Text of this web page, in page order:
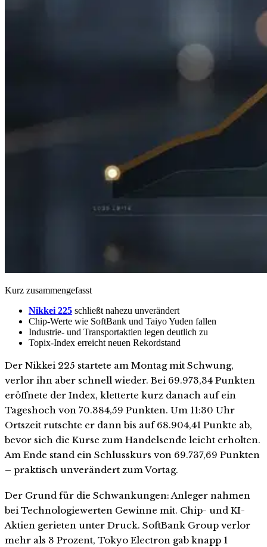
Kurz zusammengefasst
Nikkei 225 schließt nahezu unverändert
Chip-Werte wie SoftBank und Taiyo Yuden fallen
Industrie- und Transportaktien legen deutlich zu
Topix-Index erreicht neuen Rekordstand
Der Nikkei 225 startete am Montag mit Schwung,
verlor ihn aber schnell wieder. Bei 69.973,34 Punkten
eröffnete der Index, kletterte kurz danach auf ein
Tageshoch von 70.384,59 Punkten. Um 11:30 Uhr
Ortszeit rutschte er dann bis auf 68.904,41 Punkte ab,
bevor sich die Kurse zum Handelsende leicht erholten.
Am Ende stand ein Schlusskurs von 69.737,69 Punkten
– praktisch unverändert zum Vortag.
Der Grund für die Schwankungen: Anleger nahmen
bei Technologiewerten Gewinne mit. Chip- und KI-
Aktien gerieten unter Druck. SoftBank Group verlor
mehr als 3 Prozent, Tokyo Electron gab knapp 1